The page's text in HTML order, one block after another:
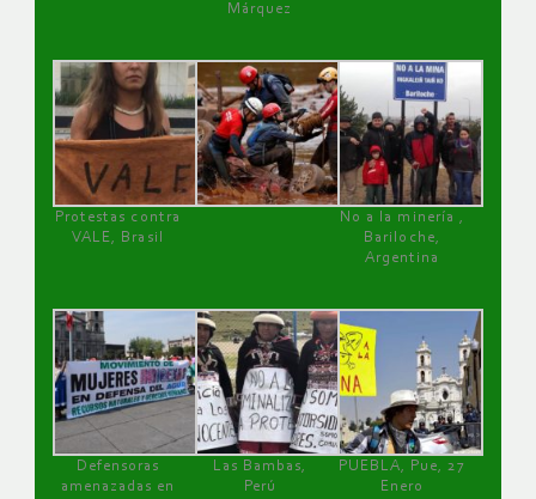
Márquez
Protestas contra
VALE, Brasil
No a la minería ,
Bariloche,
Argentina
Defensoras
amenazadas en
Las Bambas,
Perú
PUEBLA, Pue, 27
Enero